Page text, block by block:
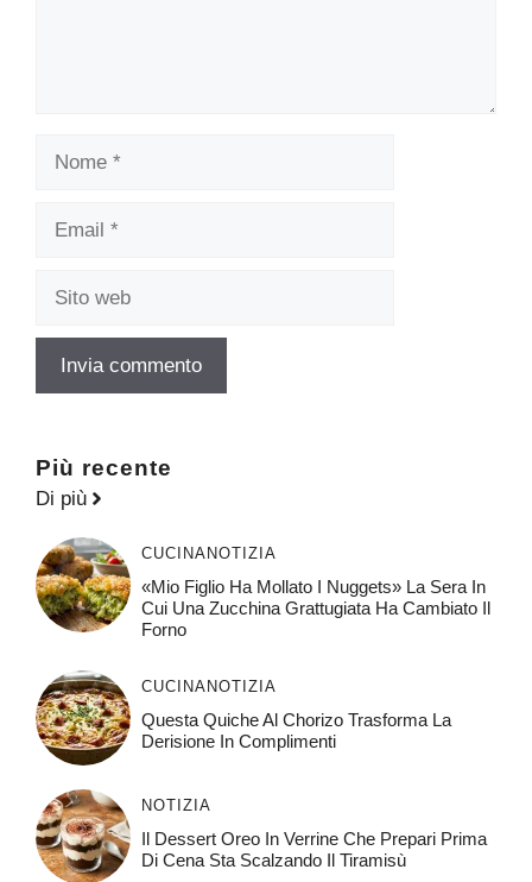
Più recente
Di più
CUCINANOTIZIA
«Mio Figlio Ha Mollato I Nuggets» La Sera In
Cui Una Zucchina Grattugiata Ha Cambiato Il
Forno
CUCINANOTIZIA
Questa Quiche Al Chorizo ​​trasforma La
Derisione In Complimenti
NOTIZIA
Il Dessert Oreo In Verrine Che Prepari Prima
Di Cena Sta Scalzando Il Tiramisù